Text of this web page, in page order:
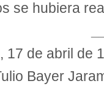
se hubiera
17 de abril de
Bayer